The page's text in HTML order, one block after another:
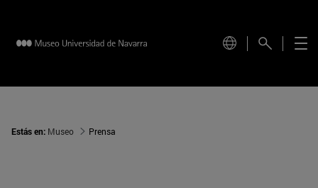
Estás en: Museo Prensa